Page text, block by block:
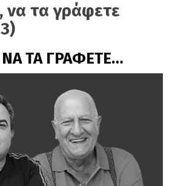
να τα γράφετε
ΝΑ ΤΑ ΓΡΑΦΕΤΕ…